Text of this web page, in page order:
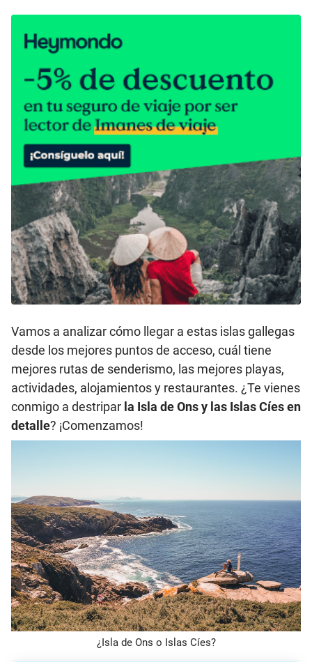
Vamos a analizar cómo llegar a estas islas gallegas
desde los mejores puntos de acceso, cuál tiene
mejores rutas de senderismo, las mejores playas,
actividades, alojamientos y restaurantes. ¿Te vienes
conmigo a destripar la Isla de Ons y las Islas Cíes en
detalle? ¡Comenzamos!
¿Isla de Ons o Islas Cíes?